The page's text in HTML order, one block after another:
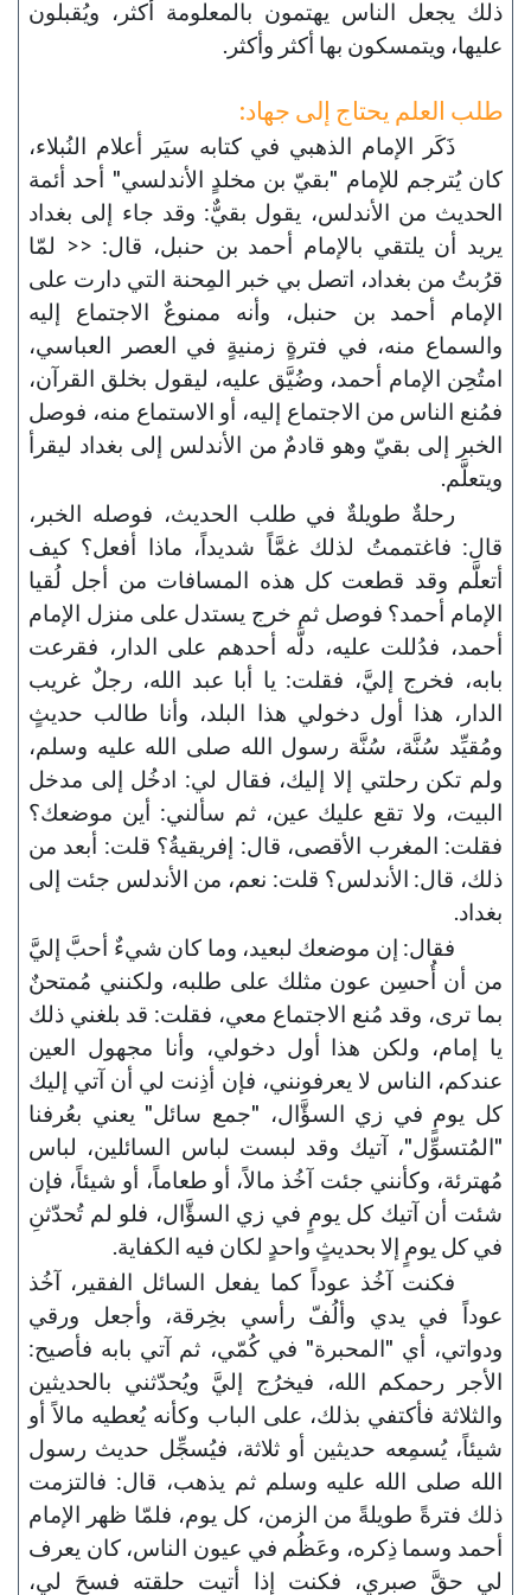
ذلك يجعل الناس يهتمون بالمعلومة أكثر، ويُقبلون
عليها، ويتمسكون بها أكثر وأكثر.
طلب العلم يحتاج إلى جهاد:
ذَكَر الإمام الذهبي في كتابه سيَر أعلام النُبلاء،
كان يُترجم للإمام "بقيّ بن مخلدٍ الأندلسي" أحد أئمة
الحديث من الأندلس، يقول بقيٌّ: وقد جاء إلى بغداد
يريد أن يلتقي بالإمام أحمد بن حنبل، قال: << لمّا
قرُبتُ من بغداد، اتصل بي خبر المِحنة التي دارت على
الإمام أحمد بن حنبل، وأنه ممنوعٌ الاجتماع إليه
والسماع منه، في فترةٍ زمنيةٍ في العصر العباسي،
امتُحِن الإمام أحمد، وضُيَّق عليه، ليقول بخلق القرآن،
فمُنع الناس من الاجتماع إليه، أو الاستماع منه، فوصل
الخبر إلى بقيّ وهو قادمٌ من الأندلس إلى بغداد ليقرأ
ويتعلَّم.
رحلةٌ طويلةٌ في طلب الحديث، فوصله الخبر،
قال: فاغتممتُ لذلك غمَّاً شديداً، ماذا أفعل؟ كيف
أتعلَّم وقد قطعت كل هذه المسافات من أجل لُقيا
الإمام أحمد؟ فوصل ثم خرج يستدل على منزل الإمام
أحمد، فدُللت عليه، دلَّه أحدهم على الدار، فقرعت
بابه، فخرج إليَّ، فقلت: يا أبا عبد الله، رجلٌ غريب
الدار، هذا أول دخولي هذا البلد، وأنا طالب حديثٍ
ومُقيِّد سُنَّة، سُنَّة رسول الله صلى الله عليه وسلم،
ولم تكن رحلتي إلا إليك، فقال لي: ادخُل إلى مدخل
البيت، ولا تقع عليك عين، ثم سألني: أين موضعك؟
فقلت: المغرب الأقصى، قال: إفريقيةُ؟ قلت: أبعد من
ذلك، قال: الأندلس؟ قلت: نعم، من الأندلس جئت إلى
بغداد.
فقال: إن موضعك لبعيد، وما كان شيءٌ أحبَّ إليَّ
من أن أُحسِن عون مثلك على طلبه، ولكنني مُمتحنٌ
بما ترى، وقد مُنع الاجتماع معي، فقلت: قد بلغني ذلك
يا إمام، ولكن هذا أول دخولي، وأنا مجهول العين
عندكم، الناس لا يعرفونني، فإن أذِنت لي أن آتي إليك
كل يومٍ في زي السؤَّال، "جمع سائل" يعني بعُرفنا
"المُتسوِّل"، آتيك وقد لبست لباس السائلين، لباس
مُهترئة، وكأنني جئت آخُذ مالاً، أو طعاماً، أو شيئاً، فإن
شئت أن آتيك كل يومٍ في زي السؤَّال، فلو لم تُحدّثنِ
في كل يومٍ إلا بحديثٍ واحدٍ لكان فيه الكفاية.
فكنت آخُذ عوداً كما يفعل السائل الفقير، آخُذ
عوداً في يدي وألُفّ رأسي بخِرقة، وأجعل ورقي
ودواتي، أي "المحبرة" في كُمّي، ثم آتي بابه فأصيح:
الأجر رحمكم الله، فيخرُج إليَّ ويُحدّثني بالحديثين
والثلاثة فأكتفي بذلك، على الباب وكأنه يُعطيه مالاً أو
شيئاً، يُسمِعه حديثين أو ثلاثة، فيُسجِّل حديث رسول
الله صلى الله عليه وسلم ثم يذهب، قال: فالتزمت
ذلك فترةً طويلةً من الزمن، كل يوم، فلمّا ظهر الإمام
أحمد وسما ذِكره، وعَظُم في عيون الناس، كان يعرف
لي حقَّ صبري، فكنت إذا أتيت حلقته فسحَ لي،